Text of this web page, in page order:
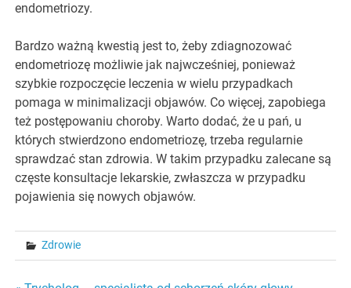
endometriozy.
Bardzo ważną kwestią jest to, żeby zdiagnozować
endometriozę możliwie jak najwcześniej, ponieważ
szybkie rozpoczęcie leczenia w wielu przypadkach
pomaga w minimalizacji objawów. Co więcej, zapobiega
też postępowaniu choroby. Warto dodać, że u pań, u
których stwierdzono endometriozę, trzeba regularnie
sprawdzać stan zdrowia. W takim przypadku zalecane są
częste konsultacje lekarskie, zwłaszcza w przypadku
pojawienia się nowych objawów.
Zdrowie